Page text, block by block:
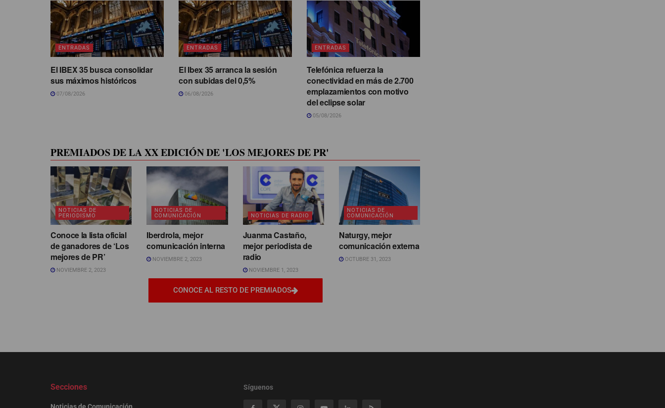
ENTRADAS
El IBEX 35 busca consolidar
sus máximos históricos
07/08/2026
ENTRADAS
El Ibex 35 arranca la sesión
con subidas del 0,5%
06/08/2026
ENTRADAS
Telefónica refuerza la
conectividad en más de 2.700
emplazamientos con motivo
del eclipse solar
05/08/2026
PREMIADOS DE LA XX EDICIÓN DE 'LOS MEJORES DE PR'
NOTICIAS DE
PERIODISMO
Conoce la lista oficial
de ganadores de ‘Los
mejores de PR’
NOVIEMBRE 2, 2023
NOTICIAS DE
COMUNICACIÓN
Iberdrola, mejor
comunicación interna
NOVIEMBRE 2, 2023
NOTICIAS DE RADIO
Juanma Castaño,
mejor periodista de
radio
NOVIEMBRE 1, 2023
NOTICIAS DE
COMUNICACIÓN
Naturgy, mejor
comunicación externa
OCTUBRE 31, 2023
CONOCE AL RESTO DE PREMIADOS
Secciones Síguenos